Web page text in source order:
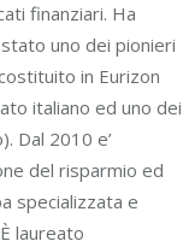
finanziari. Ha
uno dei pionieri
in Eurizon
italiano ed uno dei
Dal 2010 e’
del risparmio ed
specializzata e
laureato